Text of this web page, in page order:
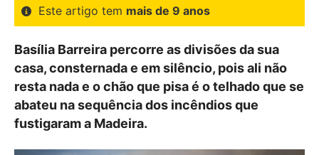
Este artigo tem mais de 9 anos
Basília Barreira percorre as divisões da sua
casa, consternada e em silêncio, pois ali não
resta nada e o chão que pisa é o telhado que se
abateu na sequência dos incêndios que
fustigaram a Madeira.